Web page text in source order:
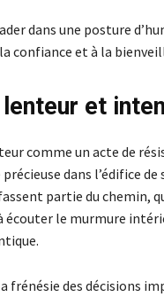
dans une posture
confiance et à la
et
comme un acte de
dans l’édifice
partie du chemin,
écouter le murmure
frénésie des décisions